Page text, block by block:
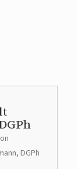
DGPh